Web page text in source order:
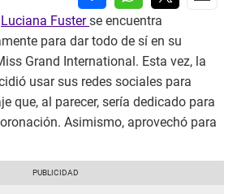
Luciana Fusterse encuentra
para dar todo de sí en su
Grand International. Esta vez, la
usar sus redes sociales para
que, al parecer, sería dedicado para
Asimismo, aprovechó para